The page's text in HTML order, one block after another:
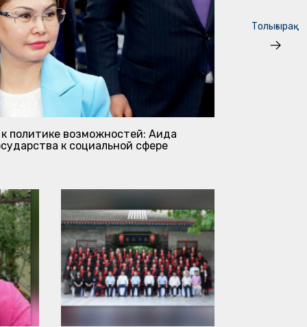
политике возможностей: Аида
к социальной сфере
Толығырақ